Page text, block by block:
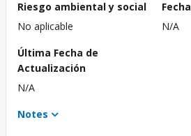
Riesgo ambiental y social
No aplicable
N/A
Última Fecha de
Actualización
N/A
Notes